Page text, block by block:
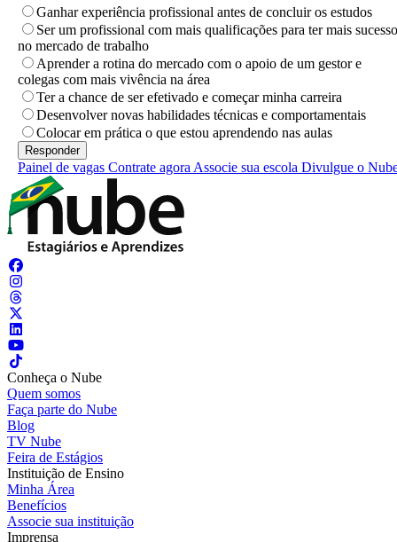
Ganhar experiência profissional antes de concluir os estudos
Ser um profissional com mais qualificações para ter mais sucesso
no mercado de trabalho
Aprender a rotina do mercado com o apoio de um gestor e
colegas com mais vivência na área
Ter a chance de ser efetivado e começar minha carreira
Desenvolver novas habilidades técnicas e comportamentais
Colocar em prática o que estou aprendendo nas aulas
Painel de vagas Contrate agora Associe sua escola Divulgue o
Conheça o Nube
Quem somos
Faça parte do Nube
Blog
TV Nube
Feira de Estágios
Instituição de Ensino
Minha Área
Benefícios
Associe sua instituição
Imprensa